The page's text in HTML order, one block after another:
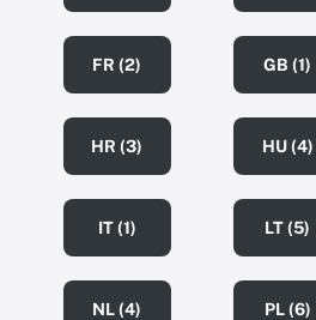
FR (2) GB (1)
HR (3) HU (4)
IT (1) LT (5)
NL (4) PL (6)